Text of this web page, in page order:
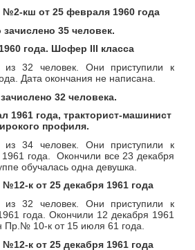
№2-кш от 25 февраля 1960 года
35 человек.
года. Шофер III класса
32 человек. Они приступили к
Дата окончания не написана.
32 человека.
1961 года, тракторист-машинист
профиля.
34 человек. Они приступили к
года. Окончили все 23 декабря
обучалась одна девушка.
к от 25 декабря 1961 года
32 человек. Они приступили к
года. Окончили 12 декабря 1961
Пр.№ 10-к от 15 июля 61 года.
к от 25 декабря 1961 года